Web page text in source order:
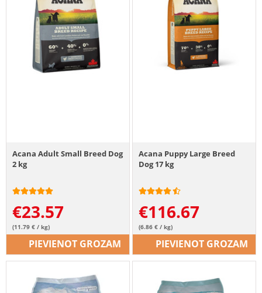
Acana Adult Small Breed Dog
2 kg
€23.57
(11.79 € / kg)
PIEVIENOT GROZAM
Acana Puppy Large Breed
Dog 17 kg
€116.67
(6.86 € / kg)
PIEVIENOT GROZAM